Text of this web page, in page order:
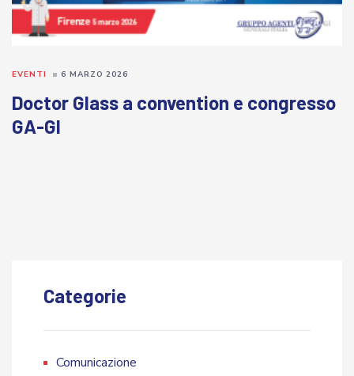
Doctor Glass a convention e congresso
GA-GI
EVENTI 6 MARZO 2026
Categorie
Comunicazione